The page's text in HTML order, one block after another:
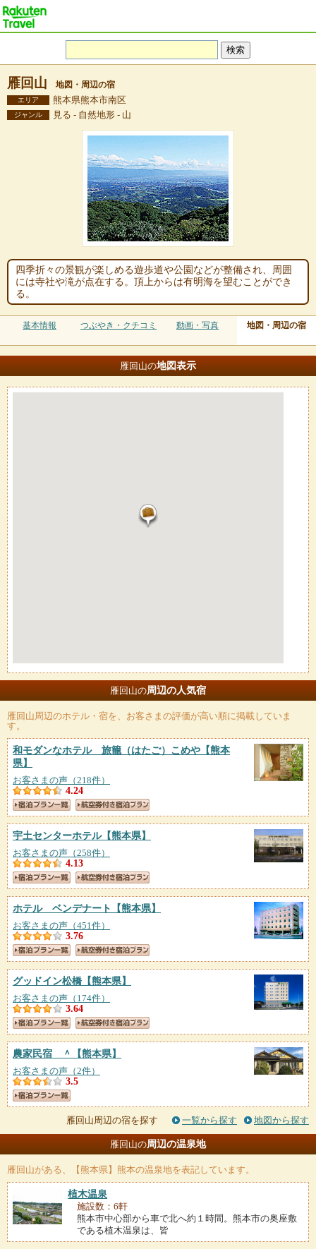
雁回山 地図・周辺の宿
エリア 熊本県熊本市南区
ジャンル 見る - 自然地形 - 山
四季折々の景観が楽しめる遊歩道や公園などが整備され、周囲
には寺社や滝が点在する。頂上からは有明海を望むことができ
る。
基本情報 つぶやき・クチコミ 動画・写真 地図・周辺の宿
雁回山の地図表示
雁回山の周辺の人気宿
雁回山周辺のホテル・宿を、お客さまの評価が高い順に掲載していま
す。
和モダンなホテル 旅籠（はたご）こめや 【熊本
県】
お客さまの声（218件）
4.24
宇土センターホテル【熊本県】
お客さまの声（258件）
4.13
ホテル ベンデナート 【熊本県】
お客さまの声（451件）
3.76
グッドイン松橋【熊本県】
お客さまの声（174件）
3.64
農家民宿 ＾ 【熊本県】
お客さまの声（2件）
3.5
雁回山周辺の宿を探す 一覧から探す 地図から探す
雁回山の周辺の温泉地
雁回山がある、【熊本県】熊本の温泉地を表記しています。
植木温泉
施設数：6軒
熊本市中心部から車で北へ約１時間。熊本市の奥座敷
である植木温泉は、皆